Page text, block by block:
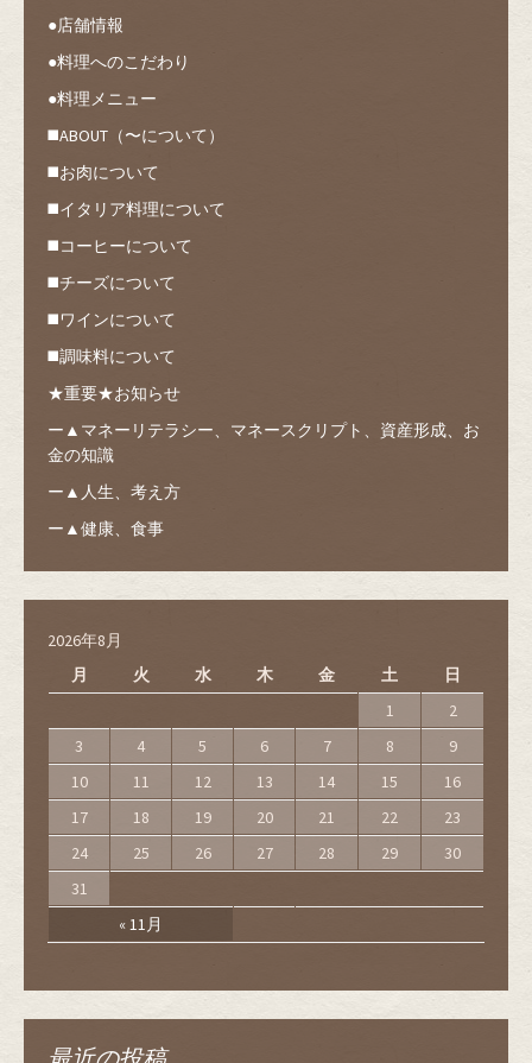
●店舗情報
●料理へのこだわり
●料理メニュー
◼️ABOUT（〜について）
◼️お肉について
◼️イタリア料理について
◼️コーヒーについて
◼️チーズについて
◼️ワインについて
◼️調味料について
★重要★お知らせ
ー▲マネーリテラシー、マネースクリプト、資産形成、お
金の知識
ー▲人生、考え方
ー▲健康、食事
2026年8月
月
火 水 木 金 土 日
« 11月
1
2
3
4 5 6 7 8
9
10
11 12 13 14 15
16
17
18 19 20 21 22
23
24
25 26 27 28 29
30
31